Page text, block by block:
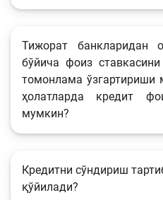
Тижорат банкларидан
бўйича фоиз
томонлама
ҳолатларда кредит
мумкин?
Кредитни сўндириш
қўйилади?